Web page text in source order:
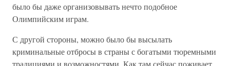
было бы даже организовывать нечто подобное
Олимпийским играм.
С другой стороны, можно было бы высылать
криминальные отбросы в страны с богатыми тюремными
традициями и возможностями. Как там сейчас поживает